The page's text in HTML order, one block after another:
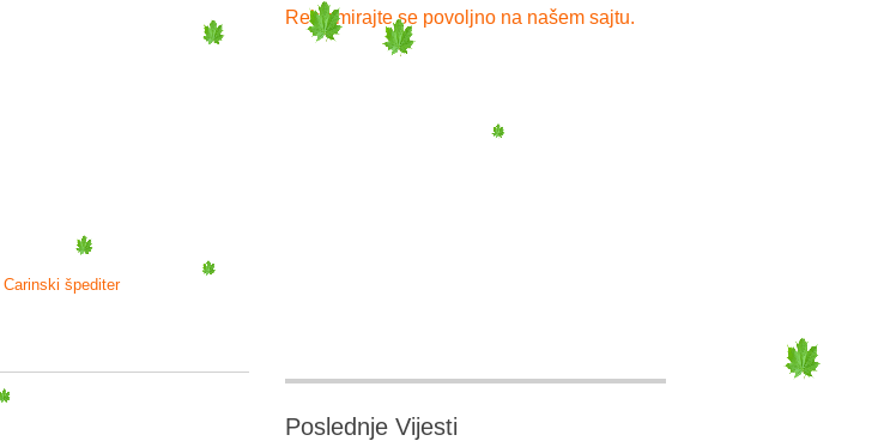
Carinski špediter
Reklamirajte se povoljno na našem sajtu.
Poslednje Vijesti